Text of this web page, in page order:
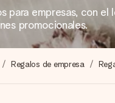
su nombre, tu foto o
para empresas, con
promocionales.
Regalos de empresa